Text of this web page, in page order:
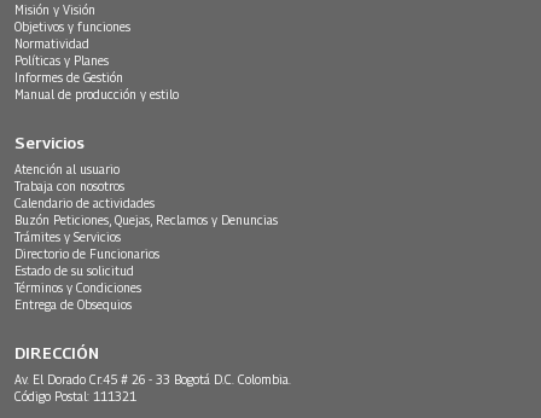
Misión y Visión
Objetivos y funciones
Normatividad
Políticas y Planes
Informes de Gestión
Manual de producción y estilo
Servicios
Atención al usuario
Trabaja con nosotros
Calendario de actividades
Buzón Peticiones, Quejas, Reclamos y Denuncias
Trámites y Servicios
Directorio de Funcionarios
Estado de su solicitud
Términos y Condiciones
Entrega de Obsequios
DIRECCIÓN
Av. El Dorado Cr.45 # 26 - 33 Bogotá D.C. Colombia.
Código Postal: 111321